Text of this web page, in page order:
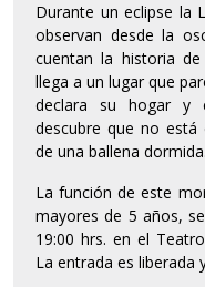
Durante un eclipse la
observan desde la
cuentan la historia
llega a un lugar que
declara su hogar y
descubre que no
de una ballena dormida.
La función de este
mayores de 5 años,
19:00 hrs. en el
La entrada es liberada